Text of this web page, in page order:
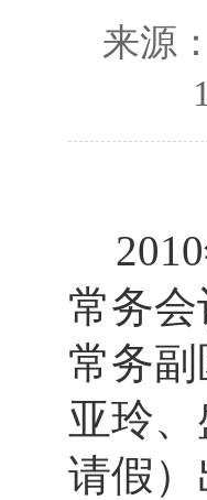
来源：
2010
常务
常务
亚玲
请假